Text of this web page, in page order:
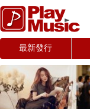
最新發行